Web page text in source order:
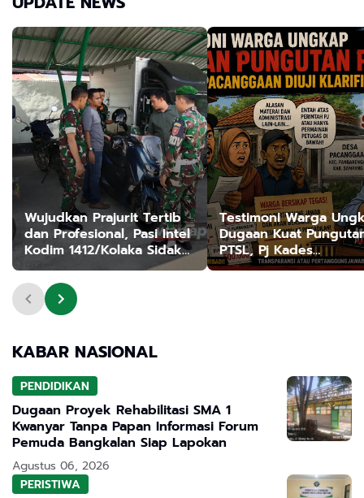
Kebijakan Mutasi
Wujudkan Prajurit Tertib
dan Profesional, Pasi Intel
Kodim 1412/Kolaka Sidak
Helm dan Kendaraan
Testimoni Warga
Dugaan Kuat
PTSL, Pj Kades
Pacanggaan Diuji
KABAR NASIONAL
PENDIDIKAN
Dugaan Proyek Rehabilitasi SMA 1
Kwanyar Tanpa Papan Informasi Forum
Pemuda Bangkalan Siap Lapokan
Agustus 06, 2026
PERISTIWA